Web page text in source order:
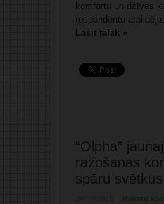
komfortu un dzīves
respondentu
Lasīt tālāk »
“Olpha”
ražošanas
spāru svētkus
Rakstīt